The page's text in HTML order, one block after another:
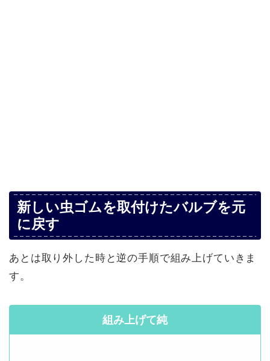
新しい虫ゴムを取付けたバルブを元
に戻す
あとは取り外した時と逆の手順で組み上げていきま
す。
組み上げて純